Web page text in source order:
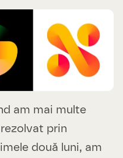
am mai multe
prin
două luni, am